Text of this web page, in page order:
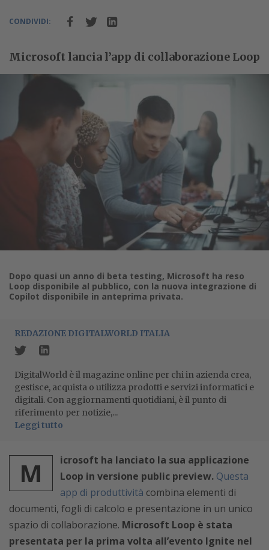
CONDIVIDI:
Microsoft lancia l’app di collaborazione Loop
Dopo quasi un anno di beta testing, Microsoft ha reso
Loop disponibile al pubblico, con la nuova integrazione di
Copilot disponibile in anteprima privata.
REDAZIONE DIGITALWORLD ITALIA
DigitalWorld è il magazine online per chi in azienda crea,
gestisce, acquista o utilizza prodotti e servizi informatici e
digitali. Con aggiornamenti quotidiani, è il punto di
riferimento per notizie,...
Leggi tutto
M
icrosoft ha lanciato la sua applicazione
Loop in versione public preview. Questa
app di produttività combina elementi di
documenti, fogli di calcolo e presentazione in un unico
spazio di collaborazione. Microsoft Loop è stata
presentata per la prima volta all’evento Ignite nel